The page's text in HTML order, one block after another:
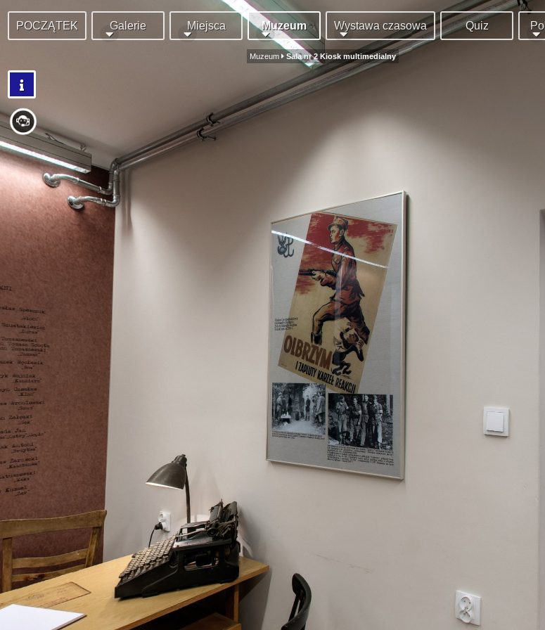
https://
Mapa serwisu
POCZĄTEK Galerie Miejsca Muzeum Wystawa czasowa Quiz
Muzeum Sala nr 2 Kiosk multimedialny